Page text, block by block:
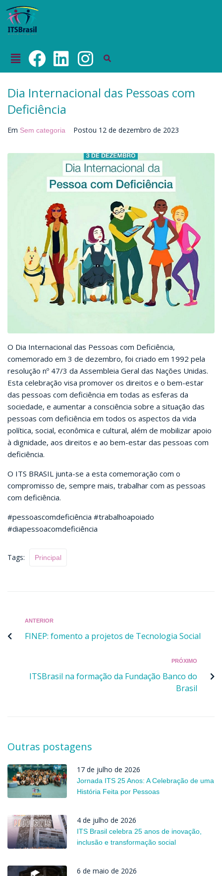
Dia Internacional das Pessoas com
Deficiência
Em Sem categoria Postou 12 de dezembro de 2023
O Dia Internacional das Pessoas com Deficiência,
comemorado em 3 de dezembro, foi criado em 1992 pela
resolução nº 47/3 da Assembleia Geral das Nações Unidas.
Esta celebração visa promover os direitos e o bem-estar
das pessoas com deficiência em todas as esferas da
sociedade, e aumentar a consciência sobre a situação das
pessoas com deficiência em todos os aspectos da vida
política, social, econômica e cultural, além de mobilizar apoio
à dignidade, aos direitos e ao bem-estar das pessoas com
deficiência.
O ITS BRASIL junta-se a esta comemoração com o
compromisso de, sempre mais, trabalhar com as pessoas
com deficiência.
#pessoascomdeficiência #trabalhoapoiado
#diapessoacomdeficiência
Tags: Principal
ANTERIOR
FINEP: fomento a projetos de Tecnologia Social
PRÓXIMO
ITSBrasil na formação da Fundação Banco do
Brasil
Outras postagens
17 de julho de 2026
Jornada ITS 25 Anos: A Celebração de uma
História Feita por Pessoas
4 de julho de 2026
ITS Brasil celebra 25 anos de inovação,
inclusão e transformação social
6 de maio de 2026